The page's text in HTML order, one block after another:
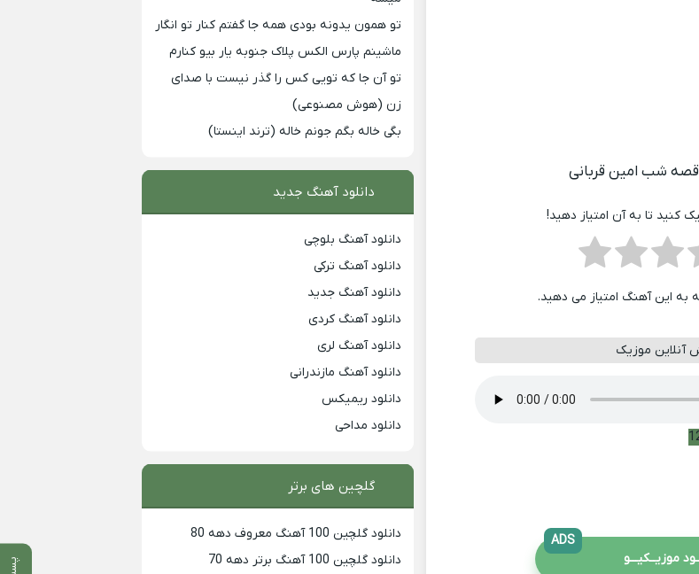
شب امین قربانی
کنید تا به آن امتیاز دهید!
به این آهنگ امتیاز می دهید.
آنلاین موزیک
موزیــکیـــو
ADS
تو همون یدونه بودی همه جا گفتم کنار تو انگار
ماشینم پارس الکس پلاک جنوبه یار بیو کنارم
تو آن جا که تویی کس را گذر نیست با صدای
زن (هوش مصنوعی)
بگی خاله بگم جونم خاله (ترند اینستا)
دانلود آهنگ جدید
دانلود آهنگ بلوچی
دانلود آهنگ ترکی
دانلود آهنگ جدید
دانلود آهنگ کردی
دانلود آهنگ لری
دانلود آهنگ مازندرانی
دانلود ریمیکس
دانلود مداحی
گلچین های برتر
دانلود گلچین 100 آهنگ معروف دهه 80
دانلود گلچین 100 آهنگ برتر دهه 70